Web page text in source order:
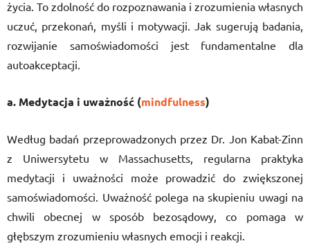
życia. To zdolność do rozpoznawania i zrozumienia własnych
uczuć, przekonań, myśli i motywacji. Jak sugerują badania,
rozwijanie samoświadomości jest fundamentalne dla
autoakceptacji.
a. Medytacja i uważność (mindfulness)
Według badań przeprowadzonych przez Dr. Jon Kabat-Zinn
z Uniwersytetu w Massachusetts, regularna praktyka
medytacji i uważności może prowadzić do zwiększonej
samoświadomości. Uważność polega na skupieniu uwagi na
chwili obecnej w sposób bezosądowy, co pomaga w
głębszym zrozumieniu własnych emocji i reakcji.